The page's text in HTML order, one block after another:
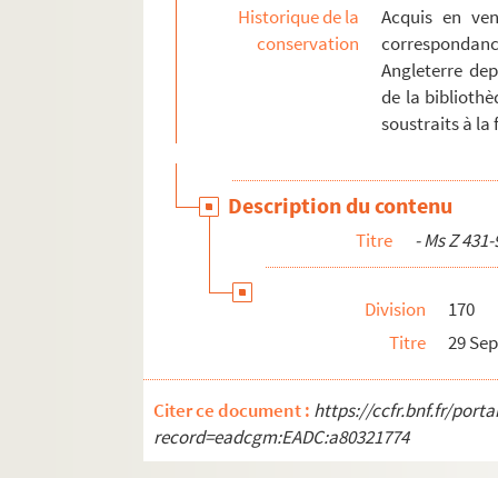
Ms Z 578 à Z 583. Ms Z 578 à Z 583 - Fonds
Ms Z 584 à Z 609
Ms Z 610 à Z 620. Ms Z 610 à Z 620 - Fonds
Historique de la
conservation
Acquis en
Angleterre
de la
soustraits à la
Description du contenu
Titre - Ms Z
Division
170
Titre
29
Citer ce document : https://ccfr.bnf.fr/
record=eadcgm:EADC:a80321774